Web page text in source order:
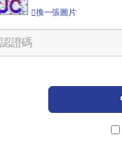
換一張圖片